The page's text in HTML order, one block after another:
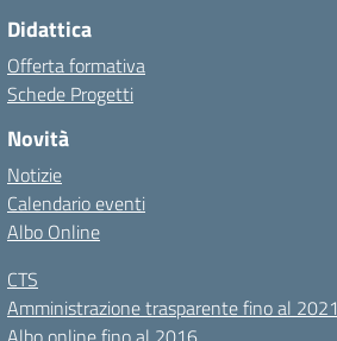
Didattica
Offerta formativa
Schede Progetti
Novità
Notizie
Calendario eventi
Albo Online
CTS
Amministrazione trasparente fino al 2021